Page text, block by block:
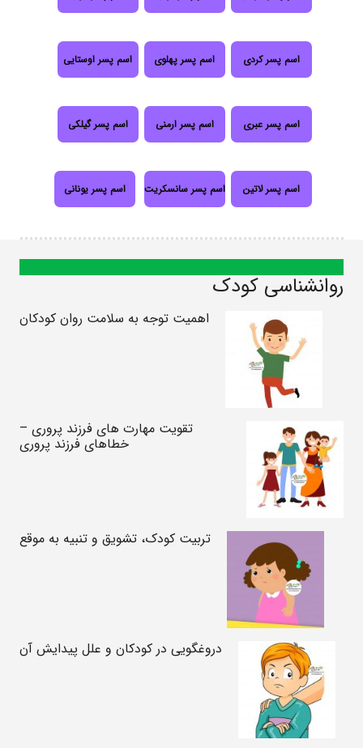
اسم پسر کردی اسم پسر پهلوی اسم پسر اوستایی
اسم پسر عبری اسم پسر ارمنی اسم پسر گیلکی
اسم پسر لاتین اسم پسر سانسکریت اسم پسر یونانی
روانشناسی کودک
اهمیت توجه به سلامت روان کودکان
تقویت مهارت های فرزند پروری –
خطاهای فرزند پروری
تربیت کودک، تشویق و تنبیه به موقع
دروغگویی در کودکان و علل پیدایش آن